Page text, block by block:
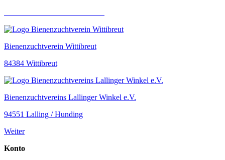
Bienenzuchtverein Wittibreut
84384 Wittibreut
Bienenzuchtvereins Lallinger Winkel e.V.
94551 Lalling / Hunding
Weiter
Konto